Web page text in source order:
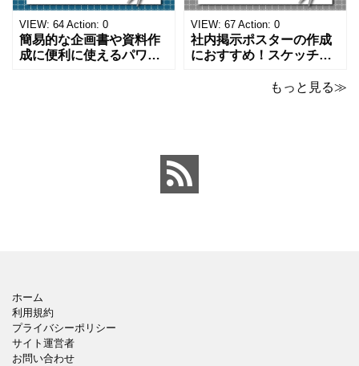
になります。 文房具好き
の方、掲示ポスターを作
成をされたい方におす
わいいデザインです。お
子さんが見てもテンショ
ンが上がるテンプレ
VIEW: 64 Action: 0
簡易的な企画書や資料作
成に便利に使えるパワー
VIEW: 67 Action: 0
社内掲示ポスターの作成
におすすめ！スケッチブ
なパワーポイントのテン
トにおすすめします。 ダ
ウンロードしてテキス
もっと見る≫
ホーム
利用規約
プライバシーポリシー
サイト運営者
お問い合わせ